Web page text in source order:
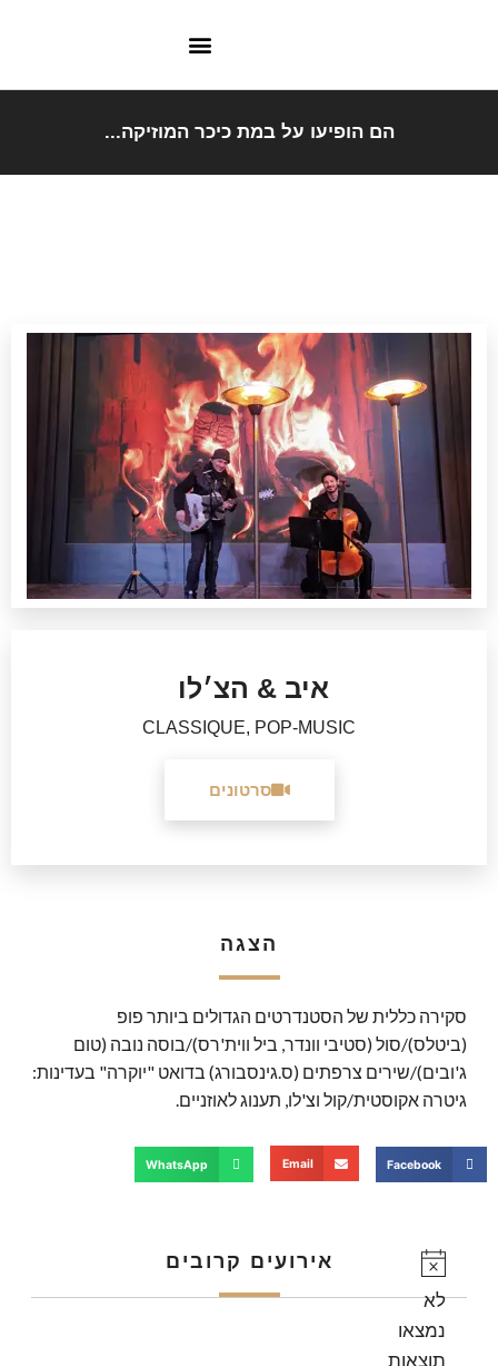
הם הופיעו על במת כיכר המוזיקה...
איב & הצ׳לו
CLASSIQUE, POP-MUSIC
סרטונים
הצגה
סקירה כללית של הסטנדרטים הגדולים ביותר פופ
(ביטלס)/סול (סטיבי וונדר, ביל ווית'רס)/בוסה נובה (טום
ג'ובים)/שירים צרפתים (ס.גינסבורג) בדואט "יוקרה" בעדינות:
גיטרה אקוסטית/קול וצ'לו, תענוג לאוזניים.
Facebook
Email
WhatsApp
אירועים קרובים
Notice
לא
נמצאו
תוצאות